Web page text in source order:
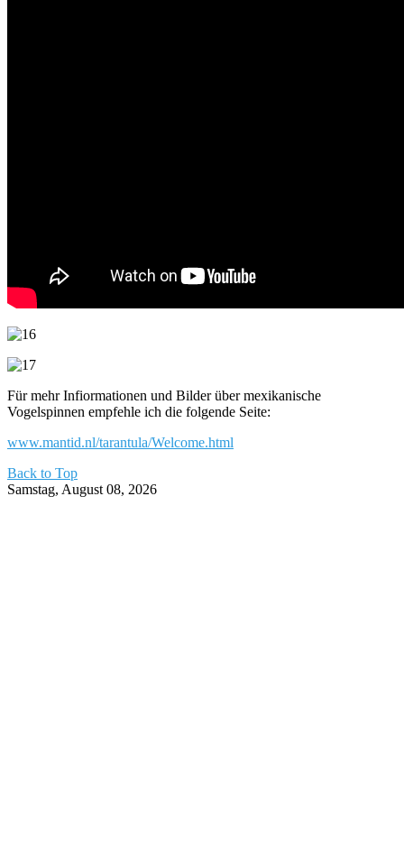
Für mehr Infiormationen und Bilder über mexikanische
Vogelspinnen empfehle ich die folgende Seite:
www.mantid.nl/tarantula/Welcome.html
Back to Top
Samstag, August 08, 2026